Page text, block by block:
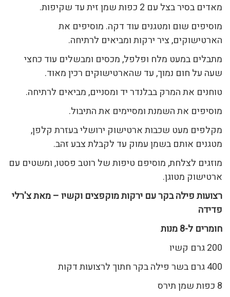
מאדים בסיר בצל עם 2 כפות שמן זית עד שקיפות.
מוסיפים שום ומטגנים עוד דקה. מוסיפים את
הארטישוקים, ציר ירקות ומביאים לרתיחה.
מתבלים במעט מלח ופלפל, מכסים ומבשלים עוד כחצי
שעה על חום נמוך, עד שהארטישוקים רכין מאוד.
טוחנים את המרק בבלנדר יד ומסניים, מביאים לרתיחה.
מוסיפים את השמנת ומסיימים את התיבול.
מקלפים מעט שכבות ארטישוק ירושלי בעזרת קלפן,
מטגנים אותם בשמן עמוק עד לקבלת צבע זהב.
מוזגים לצלחת, מוסיפם טיפות של רוטב פסטו, ומשטים עם
ארטישוק מטוגן.
רצועות פילה בקר עם ירקות מוקפצים וקשיו – מאת צ'רלי
פדידה
חומרים ל-8 מנות
200 גרם קשיו
400 גרם בשר פילה בקר חתוך לרצועות דקות
8 כפות שמן תירס